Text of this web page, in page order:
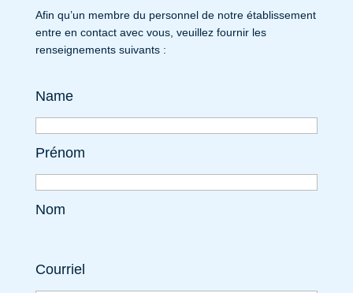
Afin qu’un membre du personnel de notre établissement
entre en contact avec vous, veuillez fournir les
renseignements suivants :
Name
Prénom
Nom
Courriel